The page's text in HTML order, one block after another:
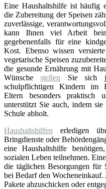
Eine Haushaltshilfe ist häufig
die Zubereitung der Speisen
zuverlässige,
kann Ihnen viel Arbeit
gegebenenfalls für eine
Kost. Ebenso wissen versierte
vegetarische Speisen
die gesunde Ernährung mit
Wünschestellen Sie sich
schulpflichtigen Kindern im
Eltern besonders praktisch
unterstützt Sie auch, indem sie
Schule abholt.
Haushaltshilfen erledigen
Bringdienste oder
eine Haushaltshilfe
sozialen Leben teilnehmen.
die täglichen Besorgungen für
bei Bedarf den
Pakete abzuschicken oder